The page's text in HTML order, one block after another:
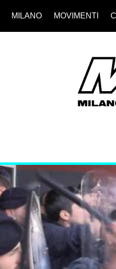
MILANO MOVIMENTI